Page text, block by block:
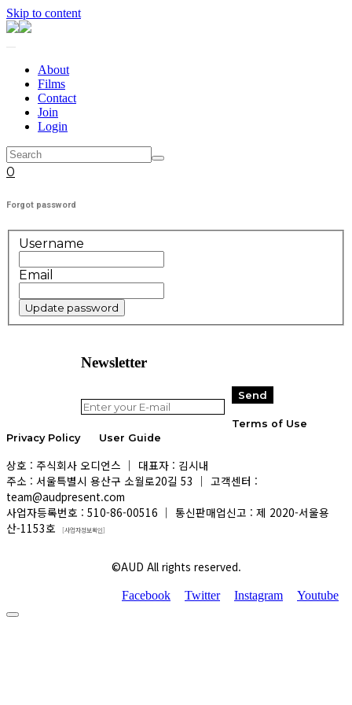
Skip to content
About
Films
Contact
Join
Login
0
Forgot password
Username
Email
Newsletter
Terms of Use
Privacy Policy
User Guide
상호 : 주식회사 오디언스 │ 대표자 : 김시내
주소 : 서울특별시 용산구 소월로20길 53 │ 고객센터 :
team@audpresent.com
사업자등록번호 : 510-86-00516 │ 통신판매업신고 : 제 2020-서울용
산-1153호
[사업자정보확인]
©AUD All rights reserved.
Facebook Twitter Instagram Youtube